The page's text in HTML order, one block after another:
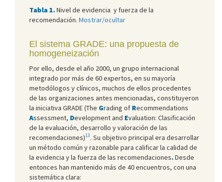
Tabla 1.Nivel de evidencia y fuerza de la
recomendación. Mostrar/ocultar
El sistema GRADE: una propuesta de
homogeneización
Por ello, desde el año 2000, un grupo internacional
integrado por más de 60 expertos, en su mayoría
metodólogos y clínicos, muchos de ellos procedentes
de las organizaciones antes mencionadas, constituyeron
la iniciativa GRADE (The Grading of Recommendations
Assessment, Development and Evaluation: Clasificación
de la evaluación, desarrollo y valoración de las
recomendaciones)13. Su objetivo principal era desarrollar
un método común y razonable para calificar la calidad de
la evidencia y la fuerza de las recomendaciones.Desde
entonces han mantenido más de 40 encuentros, con una
sistemática clara: